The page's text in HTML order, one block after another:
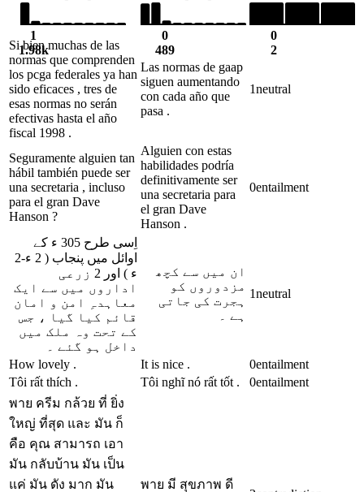
1
1.98k
0
489
0
2
Si bien muchas de las
normas que comprenden
los pcga federales ya han
sido eficaces , tres de
esas normas no serán
efectivas hasta el año
fiscal 1998 .
Las normas de gaap
siguen aumentando
con cada año que
pasa .
1neutral
Seguramente alguien tan
hábil también puede ser
una secretaria , incluso
para el gran Dave
Hanson ?
Alguien con estas
habilidades podría
definitivamente ser
una secretaria para
el gran Dave
Hanson .
0entailment
اِسی طرح 305 ء کے
اوائل میں پنجاب ( 2 ء-2
ء ) اور 2 زرعی
اداروں میں سے ایک
معاہدہِ امن و امان
قائم کیا گیا ، جس
کے تحت وہ ملک میں
داخل ہو گئے ۔
ان میں سے کچھ
مزدوروں کو
ہجرت کی جاتی
ہے ۔
1neutral
How lovely . It is nice . 0entailment
Tôi rất thích .
Tôi nghĩ nó rất tốt . 0entailment
พาย ครีม กล้วย ที่ ยิ่ง
ใหญ่ ที่สุด และ มัน ก็
คือ คุณ สามารถ เอา
มัน กลับบ้าน มัน เป็น
แค่ มัน ดัง มาก มัน
พาย มี สุขภาพ ดี